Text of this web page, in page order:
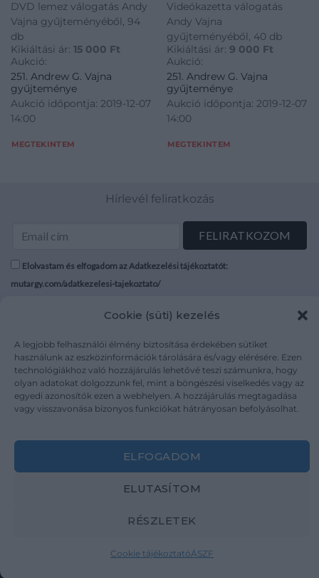
Cookie (süti) kezelés
A legjobb felhasználói élmény biztosítása érdekében sütiket
használunk az eszközinformációk tárolására és/vagy elérésére. Ezen
technológiákhoz való hozzájárulás lehetővé teszi számunkra, hogy
olyan adatokat dolgozzunk fel, mint a böngészési viselkedés vagy az
egyedi azonosítók ezen a webhelyen. A hozzájárulás megtagadása
vagy visszavonása bizonyos funkciókat hátrányosan befolyásolhat.
ELFOGADOM
ELUTASÍTOM
RÉSZLETEK
Cookie tájékoztatóÁSZF
DVD lemez válogatás Andy
Vajna gyűjteményéből, 94
db
Kikiáltási ár: 15 000 Ft
Aukció:
251. Andrew G. Vajna
gyűjteménye
Aukció időpontja: 2019-12-07
14:00
MEGTEKINTEM
Videókazetta válogatás
Andy Vajna
gyűjteményéből, 40 db
Kikiáltási ár: 9 000 Ft
Aukció:
251. Andrew G. Vajna
gyűjteménye
Aukció időpontja: 2019-12-07
14:00
MEGTEKINTEM
Hírlevél feliratkozás
Elolvastam és elfogadom az Adatkezelési tájékoztatót:
mutargy.com/adatkezelesi-tajekoztato/
Karrier
Kapcsolat
Áraink
Adatvédelem
Impresszum
Copyright 2026 ©Mutargy.com